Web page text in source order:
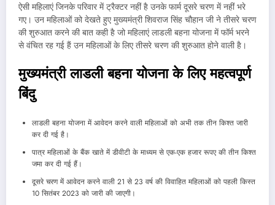
ऐसी महिलाएं जिनके परिवार में ट्रैक्टर नहीं है उनके फार्म दूसरे चरण में नहीं भरे
गए। उन महिलाओं को देखते हुए मुख्यमंत्री शिवराज सिंह चौहान जी ने तीसरे चरण
की शुरुआत करने की बात कही है जो महिलाएं लाडली बहना योजना में फॉर्म भरने
से वंचित रह गई हैं उन महिलाओं के लिए तीसरे चरण की शुरुआत होने वाली है।
मुख्यमंत्री लाडली बहना योजना के लिए महत्वपूर्ण
बिंदु
लाडली बहना योजना में आवेदन करने वाली महिलाओं को अभी तक तीन किश्त जारी
कर दी गई है।
पात्र महिलाओं के बैंक खाते में डीवीटी के माध्यम से एक-एक हजार रूपए की तीन किश्त
जमा कर दी गई हैं।
दूसरे चरण में आवेदन करने वाली 21 से 23 वर्ष की विवाहित महिलाओं को पहली किस्त
10 सितंबर 2023 को जारी की जाएगी।